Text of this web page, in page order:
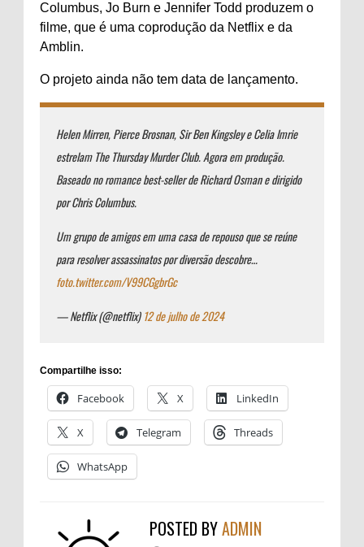
Columbus, Jo Burn e Jennifer Todd produzem o
filme, que é uma coprodução da Netflix e da
Amblin.
O projeto ainda não tem data de lançamento.
Helen Mirren, Pierce Brosnan, Sir Ben Kingsley e Celia Imrie
estrelam The Thursday Murder Club. Agora em produção.
Baseado no romance best-seller de Richard Osman e dirigido
por Chris Columbus.
Um grupo de amigos em uma casa de repouso que se reúne
para resolver assassinatos por diversão descobre…
foto.twitter.com/V99CGgbrGc
— Netflix (@netflix)12 de julho de 2024
Compartilhe isso:
Facebook X LinkedIn
X Telegram Threads
WhatsApp
POSTED BYADMIN